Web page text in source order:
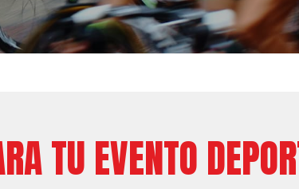
TU EVENTO